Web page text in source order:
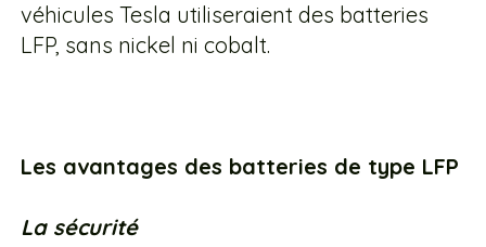
véhicules Tesla utiliseraient des batteries
LFP, sans nickel ni cobalt.
Les avantages des batteries de type LFP
La sécurité